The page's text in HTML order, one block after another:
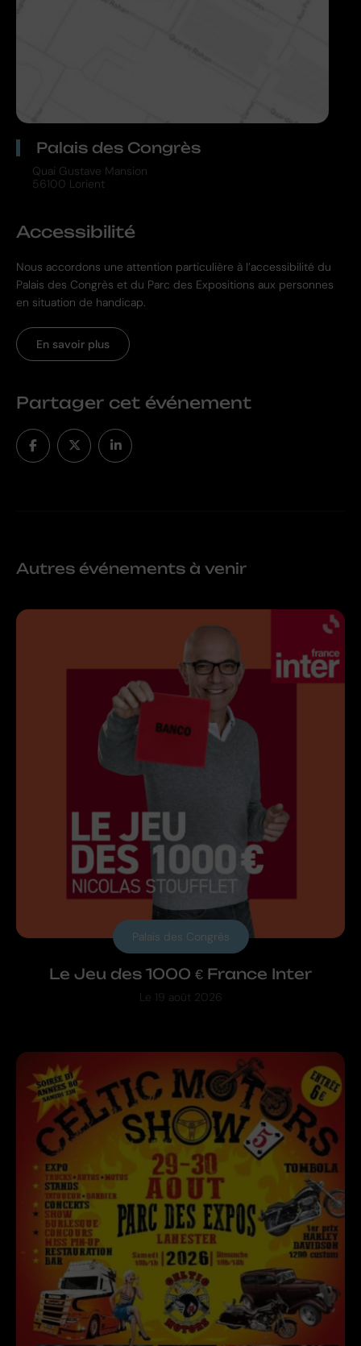
Palais des Congrès
Quai Gustave Mansion
56100 Lorient
Accessibilité
Nous accordons une attention particulière à l’accessibilité du
Palais des Congrès et du Parc des Expositions aux personnes
en situation de handicap.
En savoir plus
Partager cet événement
Autres événements à venir
Le Jeu des 1000 € France Inter
Palais des Congrès
Le 19 août 2026